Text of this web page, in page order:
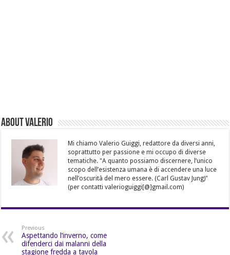
About Valerio
Mi chiamo Valerio Guiggi, redattore da diversi anni,
soprattutto per passione e mi occupo di diverse
tematiche. "A quanto possiamo discernere, l’unico
scopo dell’esistenza umana è di accendere una luce
nell’oscurità del mero essere. (Carl Gustav Jung)"
(per contatti valerioguiggi[@]gmail.com)
Previous
Aspettando l’inverno, come
difenderci dai malanni della
stagione fredda a tavola